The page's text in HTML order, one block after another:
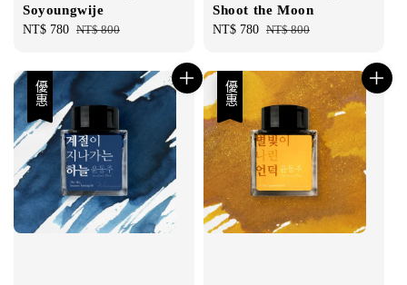
Soyoungwije
Sale
NT$ 780 Regular
NT$ 800
Shoot the Moon
Sale
NT$ 780 Regular
NT$ 800
優惠 優惠